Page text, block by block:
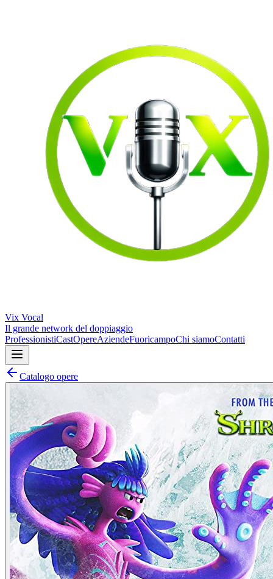
Vix Vocal
Il grande network del doppiaggio
ProfessionistiCastOpereAziendeFuoricampoChi siamoContatti
Catalogo opere